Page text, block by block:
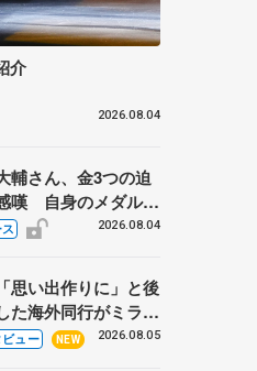
介
2026.08.04
輔さん、金3つの迫
嘆 自身のメダルは
らに？」 〝リス兄
宏さんと対談
2026.08.04
思い出作りに」と後
た海外同行がミラノ
繁華街のリンクで
ュー NEW 2026.08.05